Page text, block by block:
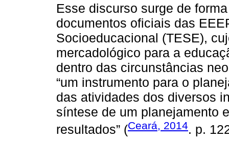
Esse discurso surge de
documentos oficiais das
Socioeducacional (TESE),
mercadológico para a
dentro das circunstâncias
“um instrumento para o
das atividades dos diversos
síntese de um planejamento
resultados” (Ceará, 2014. p.